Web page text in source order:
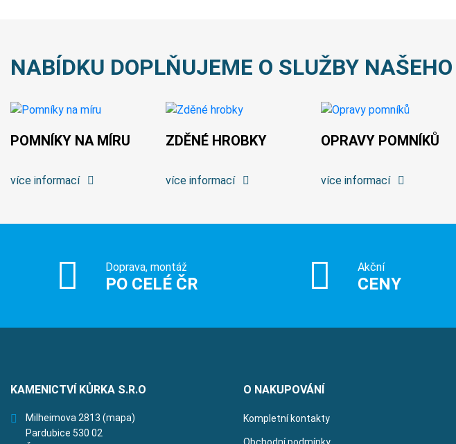
NABÍDKU DOPLŇUJEME O SLUŽBY
POMNÍKY NA MÍRU
více informací
ZDĚNÉ HROBKY
více informací
OPRAVY POMNÍKŮ
více informací
Doprava, montáž
PO CELÉ ČR
Akční
CENY
KAMENICTVÍ KŮRKA S.R.O
Milheimova 2813 (mapa)
Pardubice 530 02
O NAKUPOVÁNÍ
Kompletní kontakty
Obchodní podmínky